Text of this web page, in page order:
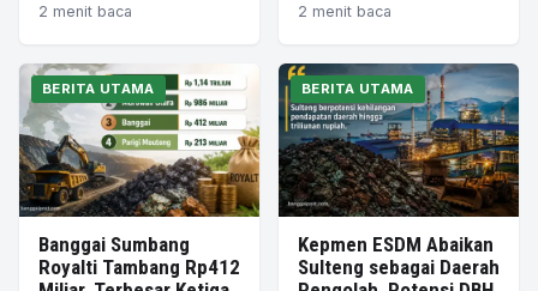
2 menit baca
2 menit baca
BERITA UTAMA
Banggai Sumbang
Royalti Tambang Rp412
BERITA UTAMA
Kepmen ESDM Abaikan
Sulteng sebagai Daerah